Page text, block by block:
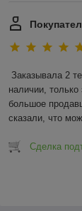
Заказывала 2
наличии,
большое
сказали, что
Сделка